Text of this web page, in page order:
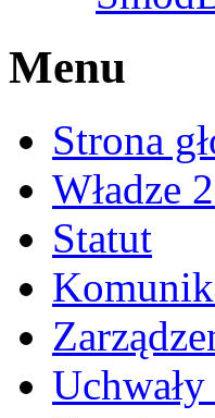
Menu
Strona
Władze
Statut
Uchwały